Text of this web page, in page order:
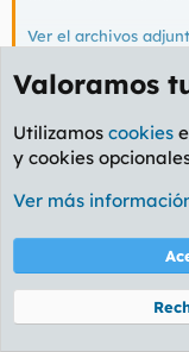
Ver el archivos
Buenos dias
Limpiarse el culo
todos los curros....
Yo siempre me he
no somos animales,
a
c
SENATOR,Lebrom,
Valoramos
Utilizamos cookies
y cookies
Ver más